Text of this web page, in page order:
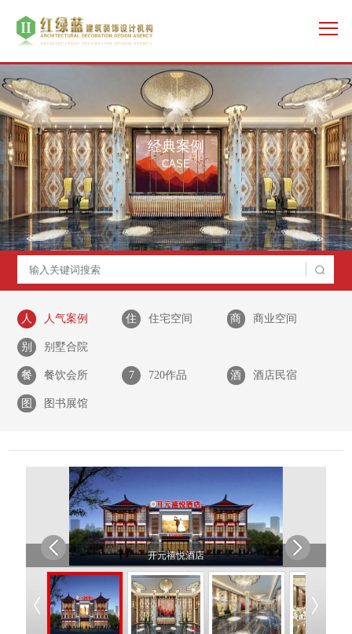
经典案例
CASE
人 人气案例 住 住宅空间 商 商业空间
别 别墅合院
餐 餐饮会所 7 720作品 酒 酒店民宿
图 图书展馆
开元禧悦酒店